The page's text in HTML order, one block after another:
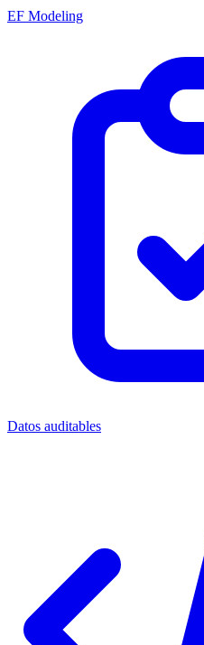
EF Modeling
Datos auditables